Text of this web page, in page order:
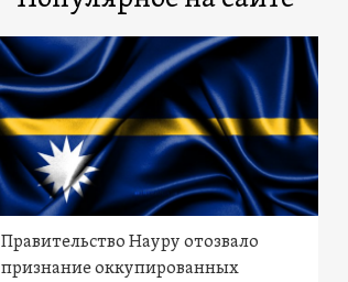
Правительство Науру отозвало
признание оккупированных